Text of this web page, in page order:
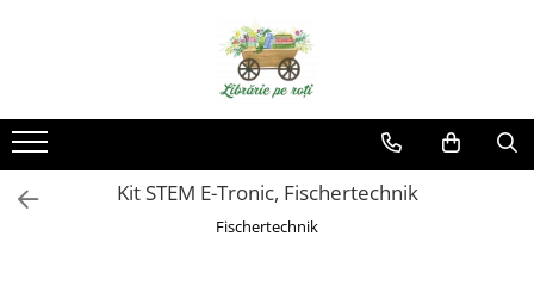
Kit STEM E-Tronic, Fischertechnik
Fischertechnik